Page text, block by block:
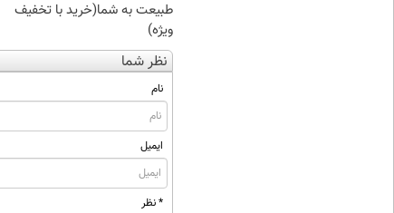
طبیعت به شما(خرید با تخفیف
ویژه)
نظر شما
نام
ایمیل
* نظر